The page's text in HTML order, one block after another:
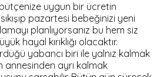
uygun bir ücretin
pazartesi bebeğinizi yeni
planlıyorsanız bu hem siz
hayal kırıklığı olacaktır.
yabancı biri ile yalnız kalmak
annesinden ayrı kalmak